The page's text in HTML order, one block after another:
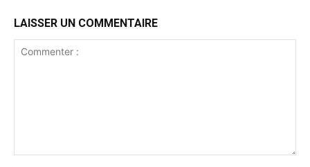
LAISSER UN COMMENTAIRE